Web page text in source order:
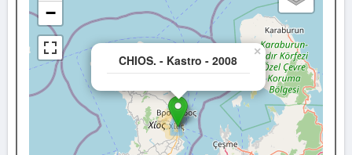
CHIOS. - Kastro - 2008
×
−